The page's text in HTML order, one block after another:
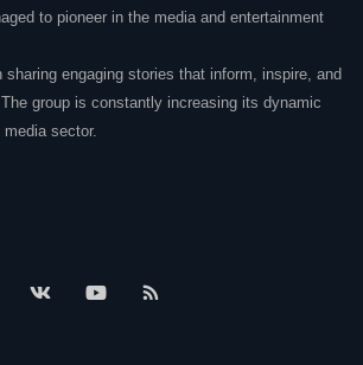
to pioneer in the media and entertainment
sharing engaging stories that inform, inspire, and
group is constantly increasing its dynamic
sector.